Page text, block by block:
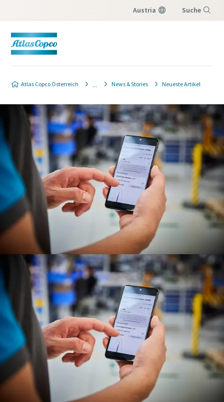
Austria Suche
Atlas Copco Österreich News & Stories Neueste Artikel